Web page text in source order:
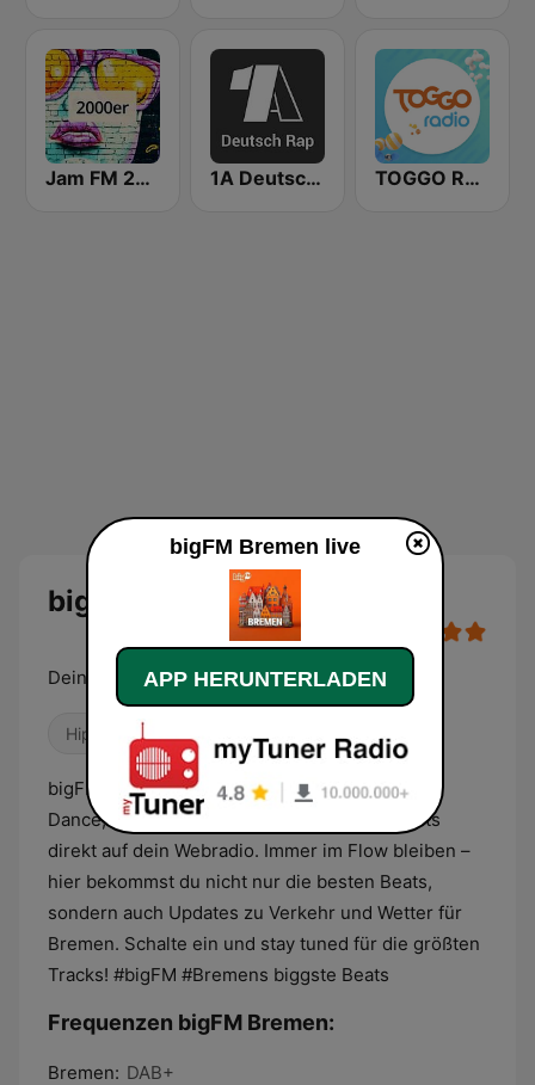
Jam FM 2000er 1A Deutsch Rap TOGGO Radio
bigFM Bremen Live
Deine biggsten Beats für Bremen
Hip-Hop Dance / EDM
bigFM Bremen bringt dir den krassen Mix aus
Dance, Hip-Hop und den heißesten Chart-Hits
direkt auf dein Webradio. Immer im Flow bleiben –
hier bekommst du nicht nur die besten Beats,
sondern auch Updates zu Verkehr und Wetter für
Bremen. Schalte ein und stay tuned für die größten
Tracks! #bigFM #Bremens biggste Beats
Frequenzen bigFM Bremen:
Bremen: DAB+
bigFM Bremen live
APP HERUNTERLADEN